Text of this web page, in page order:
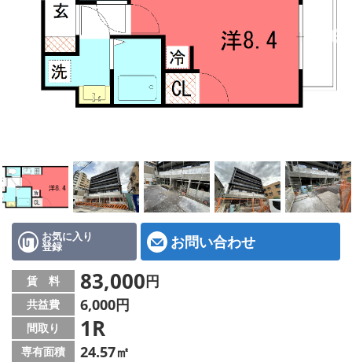
家族で住むならマンション？賃家？
一人暮らしの物件特集
ペット相談OKの賃貸！
ハウスメーカー施工特集！
路線·駅から探す
IT重説について
スタッフ紹介
賃貸管理の北白川店
店舗情報·アクセス
お気に入り
登録 お問い合わせ
賃 料 83,000円
共益費 6,000円
間取り 1R
専有面積 24.57㎡